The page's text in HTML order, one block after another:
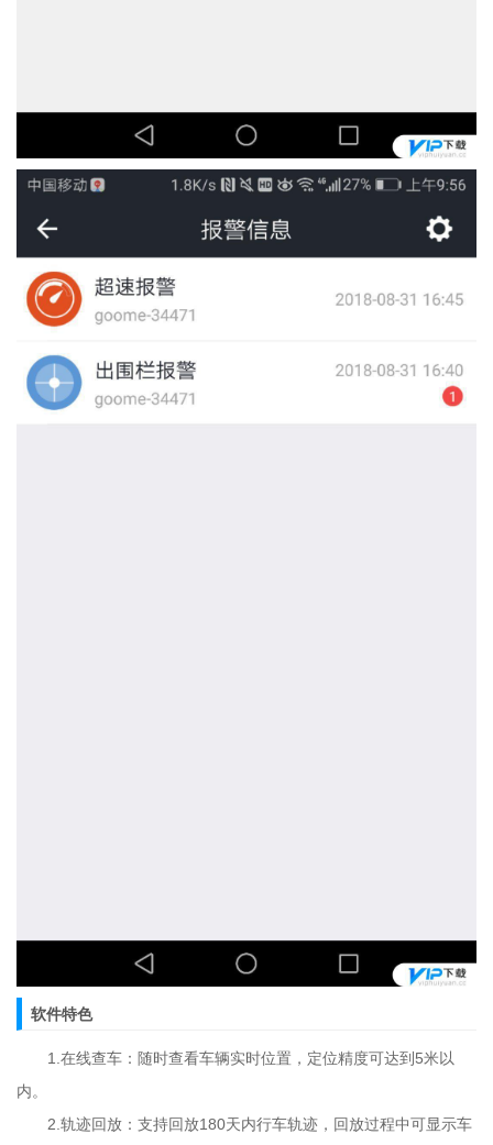
软件特色
1.在线查车：随时查看车辆实时位置，定位精度可达到5米以
内。
2.轨迹回放：支持回放180天内行车轨迹，回放过程中可显示车